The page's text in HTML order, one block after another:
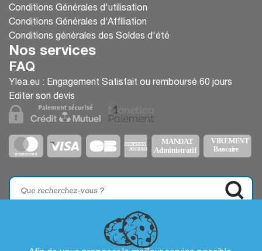
Conditions Générales d'utilisation
Conditions Générales d’Affiliation
Conditions générales des Soldes d'été
Nos services
FAQ
Ylea.eu : Engagement Satisfait ou remboursé 60 jours
Editer son devis